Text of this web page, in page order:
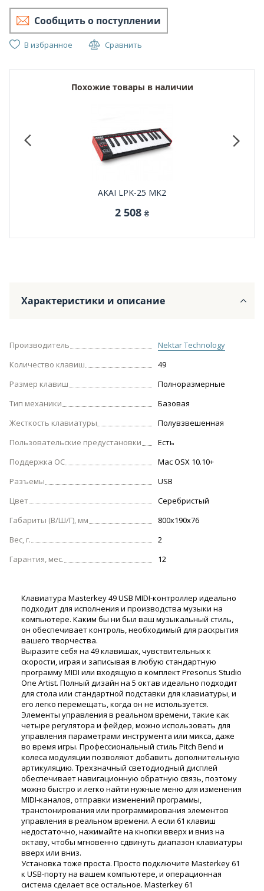
Сообщить о поступлении
В избранное Сравнить
Похожие товары в наличии
AKAI LPK-25 MK2
2 508 ₴
Характеристики и описание
Производитель
Nektar Technology
Количество клавиш
49
Размер клавиш
Полноразмерные
Тип механики
Базовая
Жесткость клавиатуры
Полувзвешенная
Пользовательские предустановки
Есть
Поддержка ОС
Mac OSX 10.10+
Разъемы
USB
Цвет
Серебристый
Габариты (В/Ш/Г), мм
800x190x76
Вес, г.
2
Гарантия, мес.
12
Клавиатура Masterkey 49 USB MIDI-контроллер идеально
подходит для исполнения и производства музыки на
компьютере. Каким бы ни был ваш музыкальный стиль,
он обеспечивает контроль, необходимый для раскрытия
вашего творчества.
Выразите себя на 49 клавишах, чувствительных к
скорости, играя и записывая в любую стандартную
программу MIDI или входящую в комплект Presonus Studio
One Artist. Полный дизайн на 5 октав идеально подходит
для стола или стандартной подставки для клавиатуры, и
его легко перемещать, когда он не используется.
Элементы управления в реальном времени, такие как
четыре регулятора и фейдер, можно использовать для
управления параметрами инструмента или микса, даже
во время игры. Профессиональный стиль Pitch Bend и
колеса модуляции позволяют добавить дополнительную
артикуляцию. Трехзначный светодиодный дисплей
обеспечивает навигационную обратную связь, поэтому
можно быстро и легко найти нужные меню для изменения
MIDI-каналов, отправки изменений программы,
транспонирования или программирования элементов
управления в реальном времени. А если 61 клавиш
недостаточно, нажимайте на кнопки вверх и вниз на
октаву, чтобы мгновенно сдвинуть диапазон клавиатуры
вверх или вниз.
Установка тоже проста. Просто подключите Masterkey 61
к USB-порту на вашем компьютере, и операционная
система сделает все остальное. Masterkey 61